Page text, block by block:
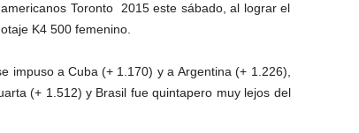
Toronto 2015 este sábado, al lograr el
K4 500 femenino.
impuso a Cuba (+ 1.170) y a Argentina (+ 1.226),
(+ 1.512) y Brasil fue quintapero muy lejos del